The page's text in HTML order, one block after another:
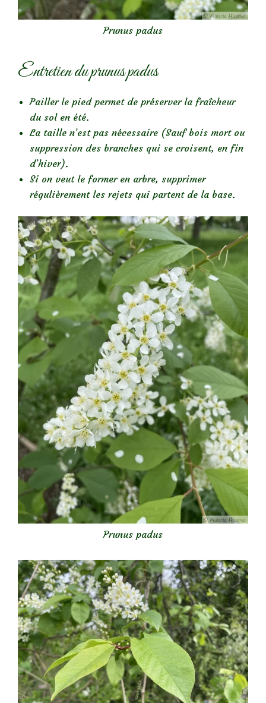
Prunus padus
Entretien du prunus padus
Pailler le pied permet de préserver la fraîcheur
du sol en été.
La taille n’est pas nécessaire (Sauf bois mort ou
suppression des branches qui se croisent, en fin
d’hiver).
Si on veut le former en arbre, supprimer
régulièrement les rejets qui partent de la base.
Prunus padus